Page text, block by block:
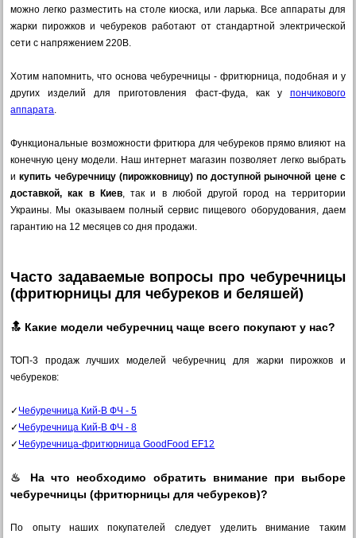
можно легко разместить на столе киоска, или ларька. Все аппараты для
жарки пирожков и чебуреков работают от стандартной электрической
сети с напряжением 220В.
Хотим напомнить, что основа чебуречницы - фритюрница, подобная и у
других изделий для приготовления фаст-фуда, как у пончикового
аппарата.
Функциональные возможности фритюра для чебуреков прямо влияют на
конечную цену модели. Наш интернет магазин позволяет легко выбрать
икупить чебуречницу (пирожковницу) по доступной рыночной цене с
доставкой, как в Киев, так и в любой другой город на территории
Украины. Мы оказываем полный сервис пищевого оборудования, даем
гарантию на 12 месяцев со дня продажи.
Часто задаваемые вопросы про чебуречницы
(фритюрницы для чебуреков и беляшей)
🔝 Какие модели чебуречниц чаще всего покупают у нас?
ТОП-3 продаж лучших моделей чебуречниц для жарки пирожков и
чебуреков:
✓ Чебуречница Кий-В ФЧ - 5
✓ Чебуречница Кий-В ФЧ - 8
✓ Чебуречница-фритюрница GoodFood EF12
♨ На что необходимо обратить внимание при выборе
чебуречницы (фритюрницы для чебуреков)?
По опыту наших покупателей следует уделить внимание таким